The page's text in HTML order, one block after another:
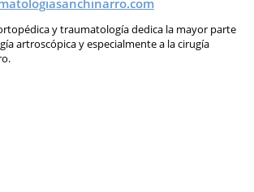
y traumatología dedica la mayor parte
artroscópica y especialmente a la cirugía